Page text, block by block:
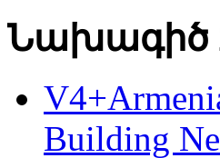
Նախագիծ
Building